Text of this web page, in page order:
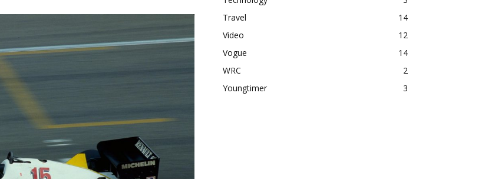
Travel
14
Video
12
Vogue
14
WRC
2
Youngtimer
3